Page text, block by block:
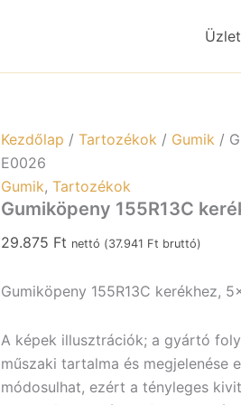
Üzlet
Kezdőlap / Tartozékok / Gumik /
E0026
Gumik, Tartozékok
Gumiköpeny 155R13C
29.875 Ft nettó (37.941 Ft bruttó)
Gumiköpeny 155R13C kerékhez,
A képek illusztrációk; a gyártó
műszaki tartalma és megjelenése
módosulhat, ezért a tényleges